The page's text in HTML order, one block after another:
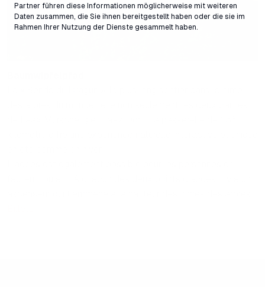
Partner führen diese Informationen möglicherweise mit weiteren
Daten zusammen, die Sie ihnen bereitgestellt haben oder die sie im
Rahmen Ihrer Nutzung der Dienste gesammelt haben.